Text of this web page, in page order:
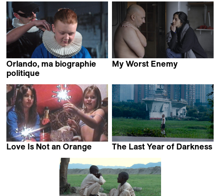
Lukasz Konopa
Orlando, ma biographie
politique
My Worst Enemy
Love Is Not an Orange
The Last Year of Darkness